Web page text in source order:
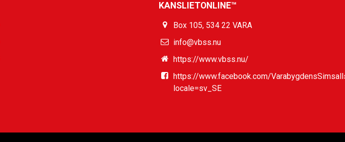
KANSLIETONLINE™
Box 105, 534 22 VARA
info@vbss.nu
https://www.vbss.nu/
https://www.facebook.com/
locale=sv_SE